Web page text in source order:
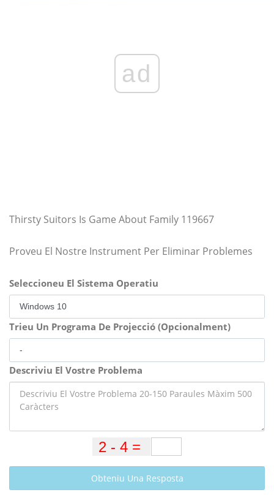
ad
Thirsty Suitors Is Game About Family 119667
Proveu El Nostre Instrument Per Eliminar Problemes
Seleccioneu El Sistema Operatiu
Trieu Un Programa De Projecció (Opcionalment)
Descriviu El Vostre Problema
Obteniu Una Resposta